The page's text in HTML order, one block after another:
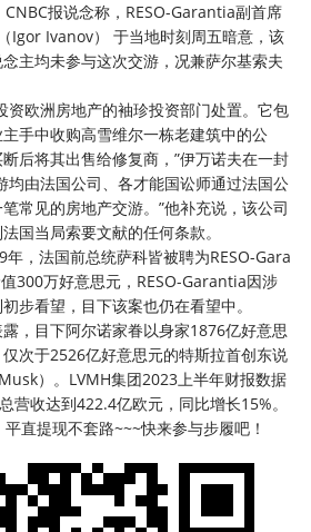
报说念称，RESO-Garantia副首席
Igor Ivanov） 于当地时刻周五暗意，该
主均未参与这次交游，况兼萨尔基索夫
欧洲房地产的袖珍投资部门处置。它包
手中收购高雪维尔一栋老建筑中的公
后将其出售给修复商，”伊万诺夫在一封
均由法国公司、各才能国讼师通过法国公
常见的房地产交游。”他补充说，该公司
国当局索要文献的任何条款。
，法国前总统萨科皆被聘为RESO-Gara
300万好意思元，RESO-Garantia因涉
步看望，目下该案也仍在看望中。
目下阿尔诺家眷以身家1876亿好意思
次于2526亿好意思元的特斯拉首创东说
）。LVMH集团2023上半年财报数据
营收达到422.4亿欧元，同比增长15%。
直提现不套路~~~快来参与步履吧！